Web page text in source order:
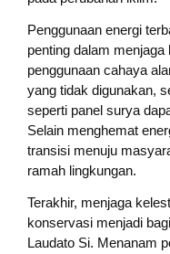
Penggunaan energi
penting dalam
penggunaan cahaya
yang tidak digunakan,
seperti panel surya
Selain menghemat
transisi menuju
ramah lingkungan.
Terakhir, menjaga
konservasi menjadi
Laudato Si. Menanam